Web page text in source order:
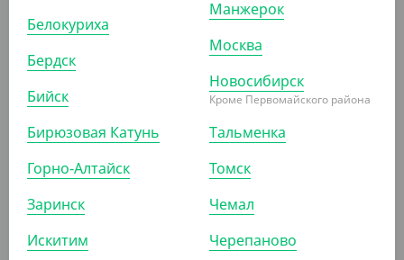
115.50 ₽
(2.31 ₽/ШТ)
Крышка с питейником 90мм белая матовая
УП (50) КОР (1000)
АРТ. 1202524
Белокуриха
Бердск
Бийск
Бирюзовая Катунь
Горно-Алтайск
Заринск
Искитим
Манжерок
Москва
Новосибирск
Кроме Первомайского района
Тальменка
Томск
Чемал
Черепаново